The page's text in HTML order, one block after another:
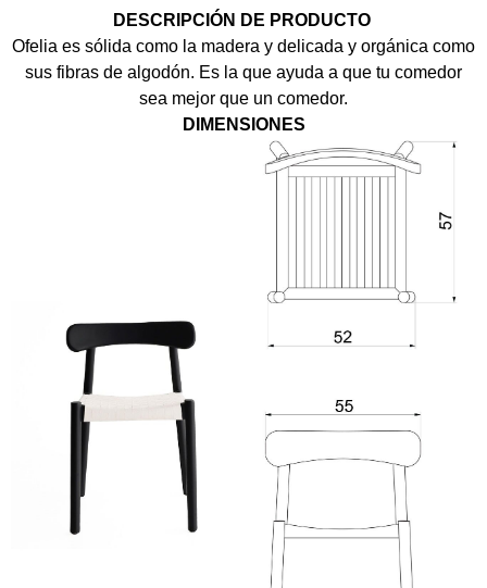
DESCRIPCIÓN DE PRODUCTO
Ofelia es sólida como la madera y delicada y orgánica como
sus fibras de algodón. Es la que ayuda a que tu comedor
sea mejor que un comedor.
DIMENSIONES